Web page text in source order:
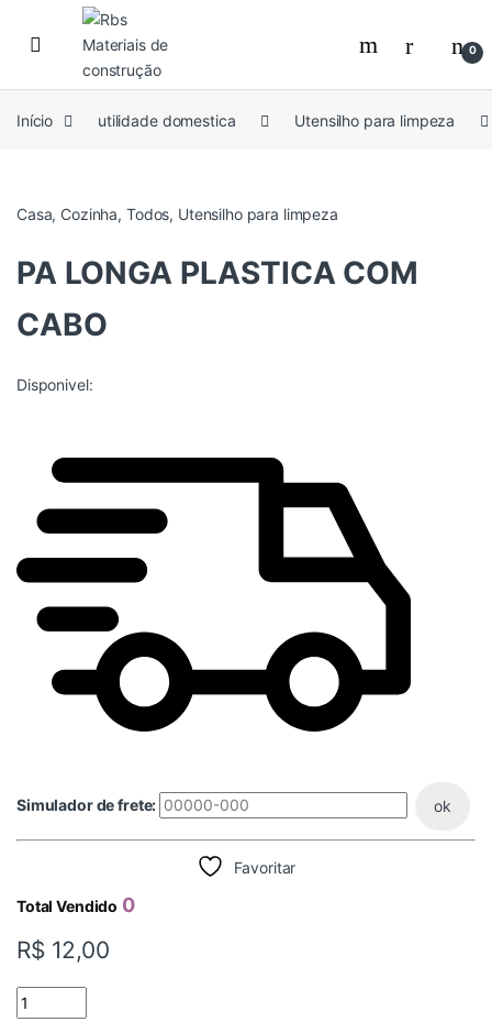
Skip to navigation
Skip to content
0
Início utilidade domestica Utensilho para limpeza
Casa, Cozinha, Todos, Utensilho para limpeza
PA LONGA PLASTICA COM
CABO
Disponivel:
Simulador de frete: ok
Favoritar
Total Vendido 0
R$ 12,00
PA LONGA PLASTICA COM CABO quantidade